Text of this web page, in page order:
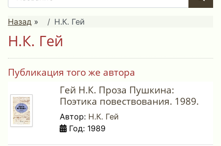
Назад » Н.К. Гей
Н.К. Гей
Публикация того же автора
Гей Н.К. Проза Пушкина:
Поэтика повествования. 1989.
Автор: Н.К. Гей
Год: 1989